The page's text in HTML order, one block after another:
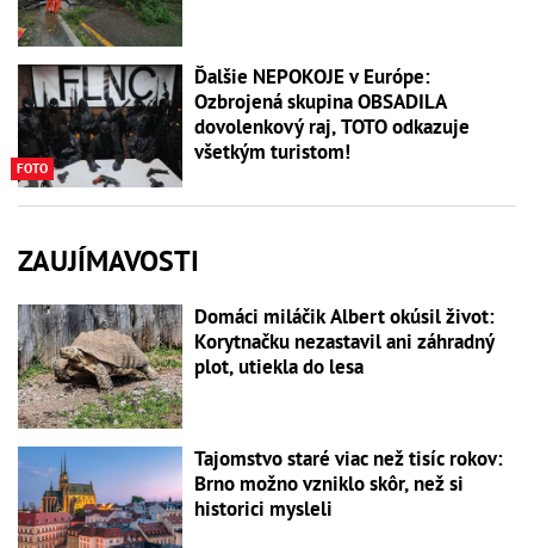
FOTO
Ďalšie NEPOKOJE v Európe:
Ozbrojená skupina OBSADILA
dovolenkový raj, TOTO odkazuje
všetkým turistom!
ZAUJÍMAVOSTI
Domáci miláčik Albert okúsil život:
Korytnačku nezastavil ani záhradný
plot, utiekla do lesa
Tajomstvo staré viac než tisíc rokov:
Brno možno vzniklo skôr, než si
historici mysleli